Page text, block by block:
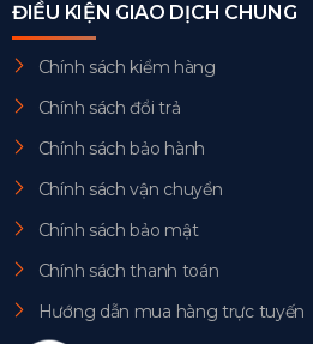
ĐIỀU KIỆN GIAO DỊCH CHUNG
Chính sách kiểm hàng
Chính sách đổi trả
Chính sách bảo hành
Chính sách vận chuyển
Chính sách bảo mật
Chính sách thanh toán
Hướng dẫn mua hàng trực tuyến